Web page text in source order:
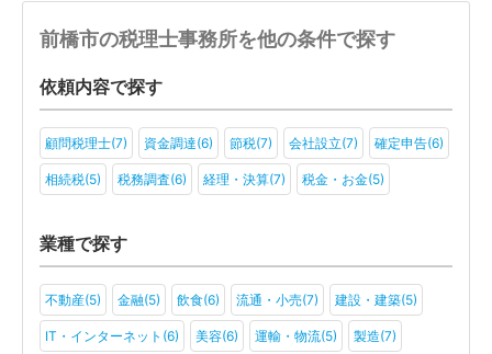
前橋市の税理士事務所を他の条件で探す
依頼内容で探す
顧問税理士(7) 資金調達(6) 節税(7) 会社設立(7) 確定申告(6)
相続税(5) 税務調査(6) 経理・決算(7) 税金・お金(5)
業種で探す
不動産(5) 金融(5) 飲食(6) 流通・小売(7) 建設・建築(5)
IT・インターネット(6) 美容(6) 運輸・物流(5) 製造(7)